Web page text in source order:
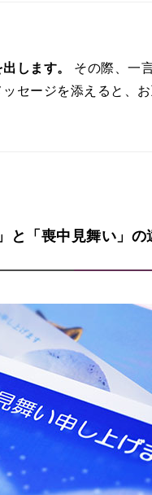
します。
その際、一
セージを添えると、
と「喪中見舞い」の